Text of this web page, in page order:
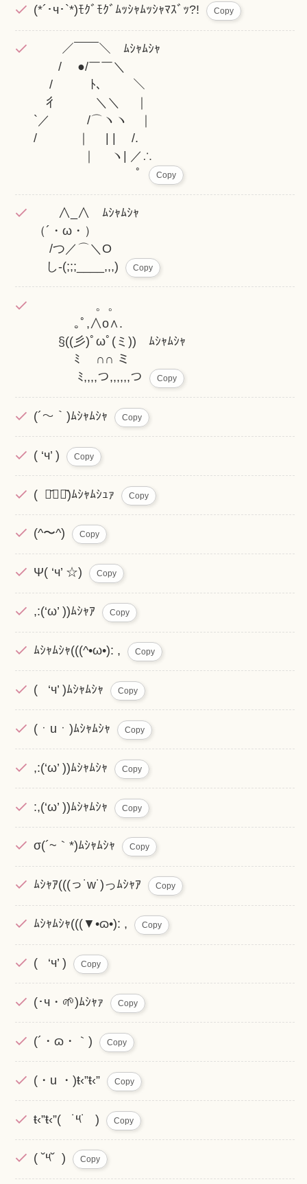
(*´･ч･`*)ﾓｸﾞﾓｸﾞﾑｯｼｬﾑｯｼｬﾏｽﾞｯ?! Copy
／￣￣＼ ﾑｼｬﾑｼｬ
/ ●/￣￣＼
/ ﾄ、 ＼
彳 ＼＼ ｜
`／ /⌒ヽヽ ｜
/ ｜ | | /.
｜ ヽ| ／∴
ﾟ
Copy
∧_∧ ﾑｼｬﾑｼｬ
（´・ω・）
/つ／⌒＼O
し-(;;;____,,,)
Copy
。。
｡ﾟ,∧o∧.
§((彡)ﾟωﾟ(ミ)) ﾑｼｬﾑｼｬ
ﾐ ∩∩ ミ
ﾐ,,,,つ,,,,,,つ
Copy
(´～｀)ﾑｼｬﾑｼｬ Copy
( ‘ч’ ) Copy
( ･᷄⤙･᷅)ﾑｼｬﾑｼｭｧ Copy
(^〜^) Copy
Ψ( ‘ч’ ☆) Copy
,:(‘ω’ ))ﾑｼｬｱ Copy
ﾑｼｬﾑｼｬ(((^•ω•): , Copy
( ‘ч’ )ﾑｼｬﾑｼｬ Copy
(ㆍuㆍ)ﾑｼｬﾑｼｬ Copy
,:(‘ω’ ))ﾑｼｬﾑｼｬ Copy
:,(‘ω’ ))ﾑｼｬﾑｼｬ Copy
σ(´~｀*)ﾑｼｬﾑｼｬ Copy
ﾑｼｬｱ(((っ˙w˙)っﾑｼｬｱ Copy
ﾑｼｬﾑｼｬ(((▼•ɷ•): , Copy
( ‘ч’ ) Copy
(･ч・🌱)ﾑｼｬｧ Copy
(´・ɷ・｀) Copy
(・u ・)ŧ‹”ŧ‹” Copy
ŧ‹”ŧ‹”( ˙༥˙ ) Copy
( ˘༥˘ ) Copy